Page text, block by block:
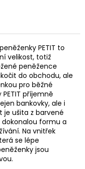
PETIT to
velikost, totiž
peněžence
do obchodu, ale
pro běžné
příjemně
bankovky, ale i
je ušita z barvené
formu a
Na vnitřek
se lépe
jsou